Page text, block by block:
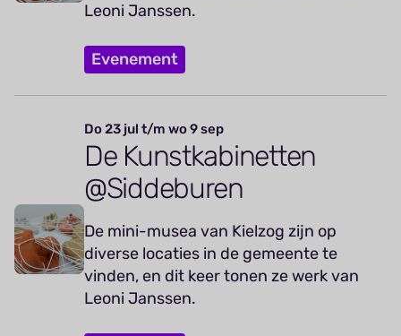
Leoni Janssen.
Evenement
Do 23 jul t/m wo 9 sep
De Kunstkabinetten
@Siddeburen
De mini-musea van Kielzog zijn op
diverse locaties in de gemeente te
vinden, en dit keer tonen ze werk van
Leoni Janssen.